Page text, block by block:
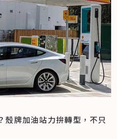
殼牌加油站力拚轉型，不只